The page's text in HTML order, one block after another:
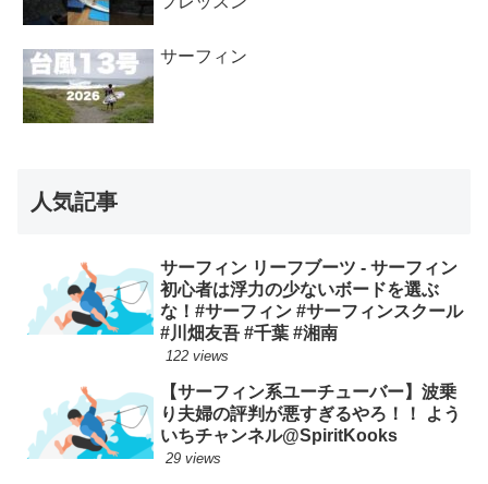
サーフィン
人気記事
サーフィン リーフブーツ - サーフィン
初心者は浮力の少ないボードを選ぶ
な！#サーフィン #サーフィンスクール
#川畑友吾 #千葉 #湘南
122 views
【サーフィン系ユーチューバー】波乗
り夫婦の評判が悪すぎるやろ！！ よう
いちチャンネル@SpiritKooks
29 views